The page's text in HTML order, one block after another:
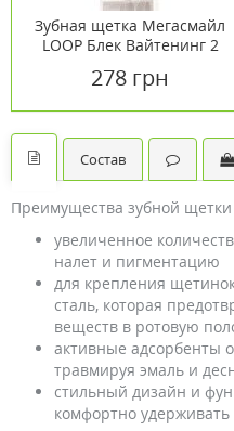
Зубная щетка Мегасмайл
LOOP Блек Вайтенинг 2
278 грн
Состав
Преимущества зубной
увеличенное
налет и пигментацию
для крепления
сталь, которая
веществ в ротовую
активные адсорбенты
травмируя эмаль и
стильный дизайн и
комфортно